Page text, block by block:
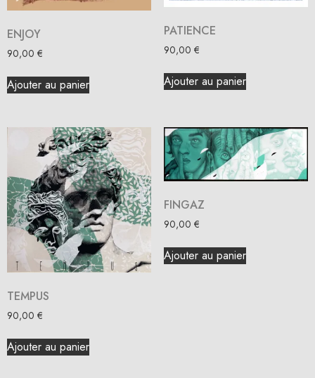
ENJOY
90,00 €
Ajouter au panier
PATIENCE
90,00 €
Ajouter au panier
TEMPUS
90,00 €
Ajouter au panier
FINGAZ
90,00 €
Ajouter au panier